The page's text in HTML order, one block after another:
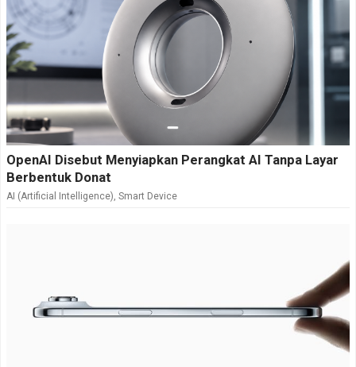
OpenAI Disebut Menyiapkan Perangkat AI Tanpa Layar
Berbentuk Donat
AI (Artificial Intelligence), Smart Device